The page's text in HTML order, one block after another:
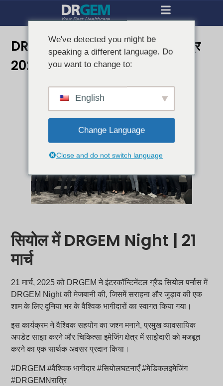
DRGEM नाइट और गिमचियन फैक्ट्री टूर
2025
सियोल में DRGEM Night | 21
मार्च
21 मार्च, 2025 को DRGEM ने इंटरकॉन्टिनेंटल ग्रैंड सियोल पर्नास में
DRGEM Night की मेजबानी की, जिसमें सराहना और जुड़ाव की एक
शाम के लिए दुनिया भर के वैश्विक भागीदारों का स्वागत किया गया।
इस कार्यक्रम ने वैश्विक सहयोग का जश्न मनाने, प्रमुख व्यावसायिक
अपडेट साझा करने और चिकित्सा इमेजिंग क्षेत्र में साझेदारी को मजबूत
करने का एक सार्थक अवसर प्रदान किया।
#DRGEM #वैश्विक भागीदार #सियोलघटनाएँ #मेडिकलइमेजिंग
#DRGEMNरात्रि
We've detected you might be
speaking a different language. Do
you want to change to:
English
Change Language
Close and do not switch language